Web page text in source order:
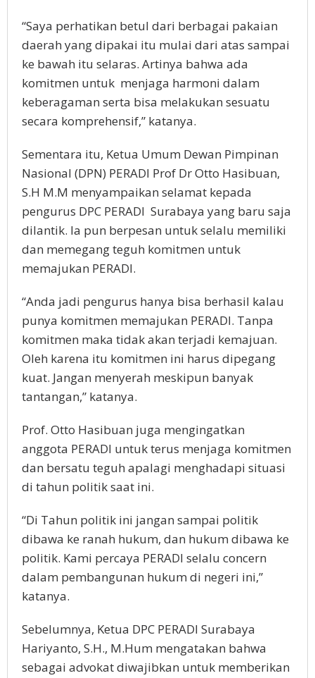
“Saya perhatikan betul dari berbagai pakaian
daerah yang dipakai itu mulai dari atas sampai
ke bawah itu selaras. Artinya bahwa ada
komitmen untuk menjaga harmoni dalam
keberagaman serta bisa melakukan sesuatu
secara komprehensif,” katanya.
Sementara itu, Ketua Umum Dewan Pimpinan
Nasional (DPN) PERADI Prof Dr Otto Hasibuan,
S.H M.M menyampaikan selamat kepada
pengurus DPC PERADI Surabaya yang baru saja
dilantik. Ia pun berpesan untuk selalu memiliki
dan memegang teguh komitmen untuk
memajukan PERADI.
“Anda jadi pengurus hanya bisa berhasil kalau
punya komitmen memajukan PERADI. Tanpa
komitmen maka tidak akan terjadi kemajuan.
Oleh karena itu komitmen ini harus dipegang
kuat. Jangan menyerah meskipun banyak
tantangan,” katanya.
Prof. Otto Hasibuan juga mengingatkan
anggota PERADI untuk terus menjaga komitmen
dan bersatu teguh apalagi menghadapi situasi
di tahun politik saat ini.
“Di Tahun politik ini jangan sampai politik
dibawa ke ranah hukum, dan hukum dibawa ke
politik. Kami percaya PERADI selalu concern
dalam pembangunan hukum di negeri ini,”
katanya.
Sebelumnya, Ketua DPC PERADI Surabaya
Hariyanto, S.H., M.Hum mengatakan bahwa
sebagai advokat diwajibkan untuk memberikan